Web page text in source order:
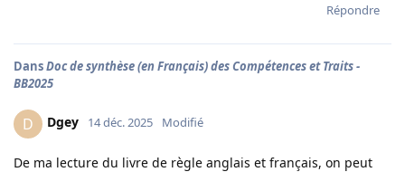
Répondre
DansDoc de synthèse (en Français) des Compétences et Traits -
BB2025
D Dgey 14 déc. 2025 Modifié
De ma lecture du livre de règle anglais et français, on peut